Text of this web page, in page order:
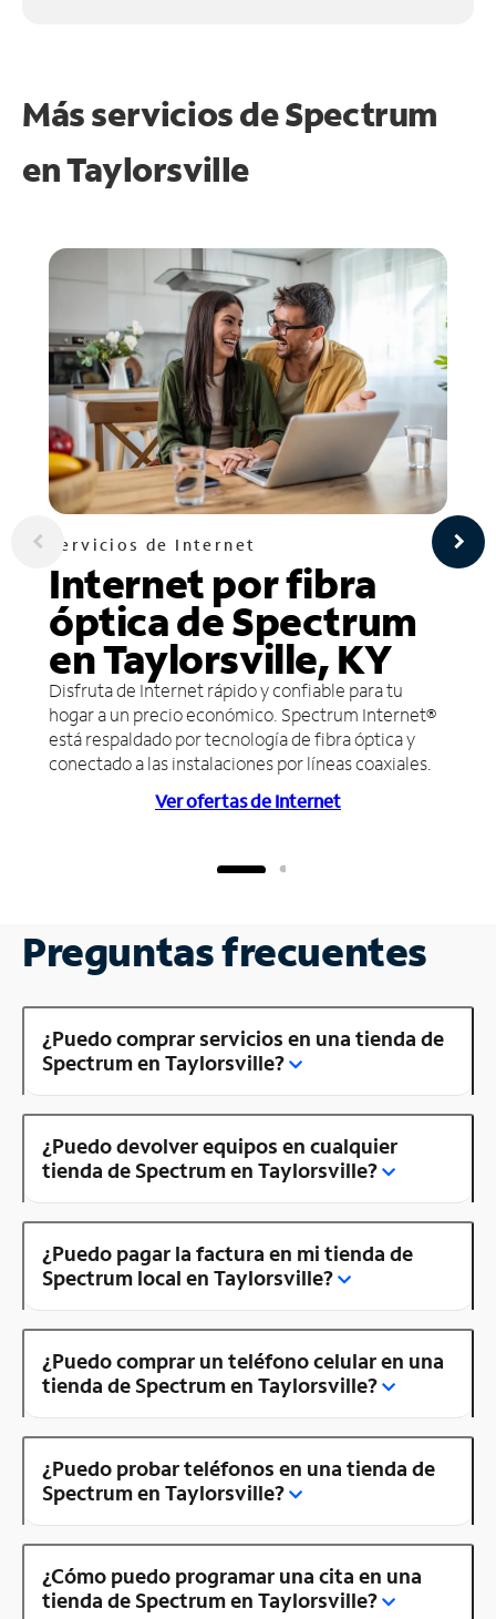
Más servicios de Spectrum
enTaylorsville
Servicios de Internet
Internet por fibra
óptica de Spectrum
en Taylorsville, KY
Disfruta de Internet rápido y confiable para tu
hogar a un precio económico. Spectrum Internet®
está respaldado por tecnología de fibra óptica y
conectado a las instalaciones por líneas coaxiales.
Ver ofertas de Internet
Preguntas frecuentes
¿Puedo comprar servicios en una tienda de
Spectrum en Taylorsville?
¿Puedo devolver equipos en cualquier
tienda de Spectrum en Taylorsville?
¿Puedo pagar la factura en mi tienda de
Spectrum local en Taylorsville?
¿Puedo comprar un teléfono celular en una
tienda de Spectrum en Taylorsville?
¿Puedo probar teléfonos en una tienda de
Spectrum en Taylorsville?
¿Cómo puedo programar una cita en una
tienda de Spectrum en Taylorsville?